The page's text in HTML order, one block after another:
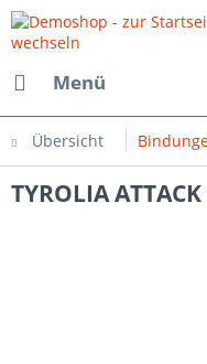
Menü
Übersicht
TYROLIA